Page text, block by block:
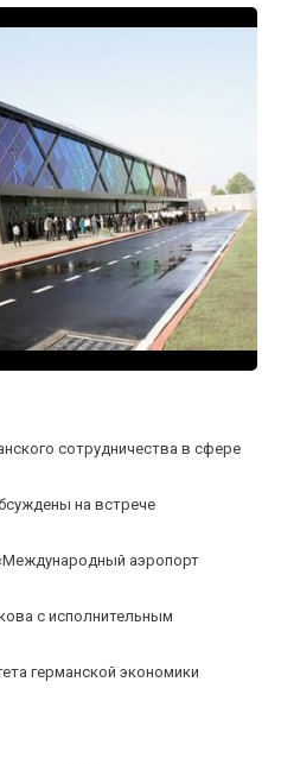
сотрудничества в сфере
на встрече
аэропорт
с исполнительным
германской экономики